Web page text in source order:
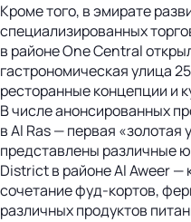
Кроме того, в эмирате
специализированных
в районе One Central
гастрономическая улица
ресторанные концепции и
В числе анонсированных
в Al Ras — первая «золотая
представлены различные
District в районе Al Aweer
сочетание фуд-кортов,
различных продуктов